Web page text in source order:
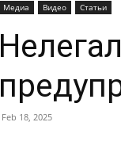
Медиа Видео Статьи
Feb 18, 2025